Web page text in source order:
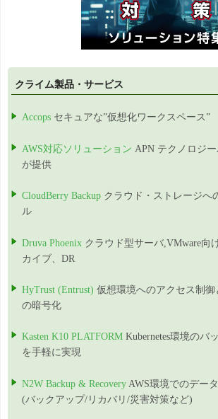
クライム製品・サービス
Accops セキュアな”仮想化ワークスペース”
AWS対応ソリューション APN テクノロジ
が提供
CloudBerry Backup クラウド・ストレージへ
ル
Druva Phoenix クラウド型サーバ,VMware向
カイブ、DR
HyTrust (Entrust) 仮想環境へのアクセス制
の暗号化
Kasten K10 PLATFORM Kubernetes環境のバ
を手軽に実現
N2W Backup & Recovery AWS環境でのデー
(バックアップ/リカバリ/災害対策など)